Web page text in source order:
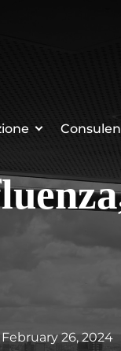
February 26, 2024